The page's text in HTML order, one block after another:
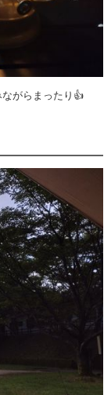
がらまったり👍